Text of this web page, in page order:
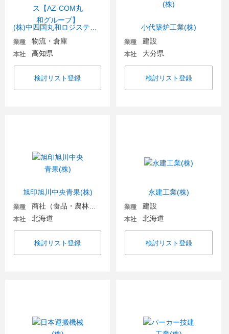
業種 物流・倉庫
本社 高知県
検討リスト登録
小代築炉工業(株)
業種 建設
本社 大分県
検討リスト登録
旭印旭川中央青果(株)
業種
本社 北海道
検討リスト登録
永建工業(株)
業種 建設
本社 北海道
検討リスト登録